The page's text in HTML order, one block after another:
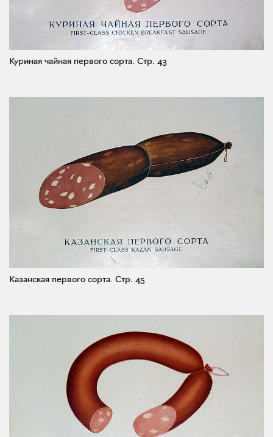
Куриная чайная первого сорта. Стр. 43
Казанская первого сорта. Стр. 45